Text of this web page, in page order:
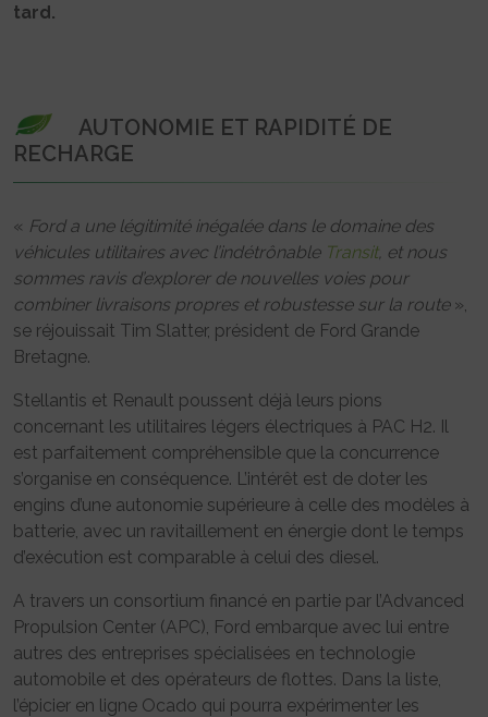
tard.
AUTONOMIE ET RAPIDITÉ DE
RECHARGE
« Ford a une légitimité inégalée dans le domaine des
véhicules utilitaires avec l’indétrônable Transit, et nous
sommes ravis d’explorer de nouvelles voies pour
combiner livraisons propres et robustesse sur la route»,
se réjouissait Tim Slatter, président de Ford Grande
Bretagne.
Stellantis et Renault poussent déjà leurs pions
concernant les utilitaires légers électriques à PAC H2. Il
est parfaitement compréhensible que la concurrence
s’organise en conséquence. L’intérêt est de doter les
engins d’une autonomie supérieure à celle des modèles à
batterie, avec un ravitaillement en énergie dont le temps
d’exécution est comparable à celui des diesel.
A travers un consortium financé en partie par l’Advanced
Propulsion Center (APC), Ford embarque avec lui entre
autres des entreprises spécialisées en technologie
automobile et des opérateurs de flottes. Dans la liste,
l’épicier en ligne Ocado qui pourra expérimenter les